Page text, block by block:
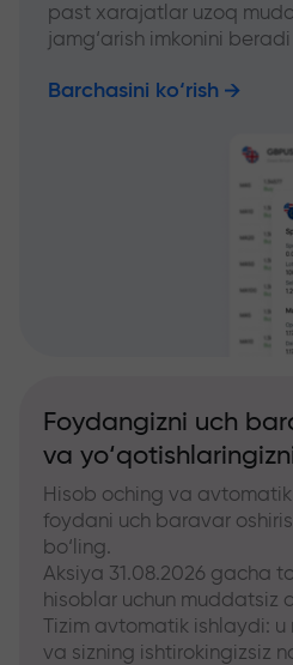
past xarajatlar uzoq
jamg‘arish imkonini beradi
Barchasini ko‘rish
Foydangizni uch
va
Hisob oching va
foydani uch baravar
bo‘ling.
Aksiya 31.08.2026 gacha
hisoblar uchun muddatsiz
Tizim avtomatik ishlaydi:
va sizning ishtirokingizsiz